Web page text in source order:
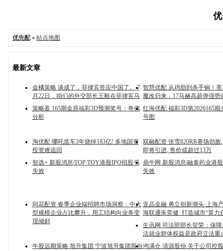
优先配» 站点地图
最新文章
金橘策略 谈成了，菲律宾答应中国了。 7
月22日，咱们的外交部长王毅在菲律宾马
智慧优配 从鸡肋到杀手锏！
魔改归来，17马赫高超弹强势
策略盈 165期金原福彩3D预测奖号：奇偶
分析
红海优配 福彩3D第2026165期
号图
淘优配 哪吒造车3年烧掉183亿! 多地国资
投资难追回
双融配资 张雪820RR赛场劲敌
即将引进, 售价或超过13万
智选+ 新股消息|TOP TOY港股IPO招股书
失效
鼎牛网 新股消息|融泰药业港
失效
同花配资 春季企业端招聘市场洞察：中大
型规模企业占比攀升，用工结构向业务变
现倾斜
亚晶金融 勇立创新潮头·上海
海联通朱奕健: 打造城市“算力
生讯网 司法部部长贺荣：保
活就业群体权益是政府立法重
牛股远期策略 旭升集团 宁波旭升集团股份鸿满仓 清源股份 关于公司控